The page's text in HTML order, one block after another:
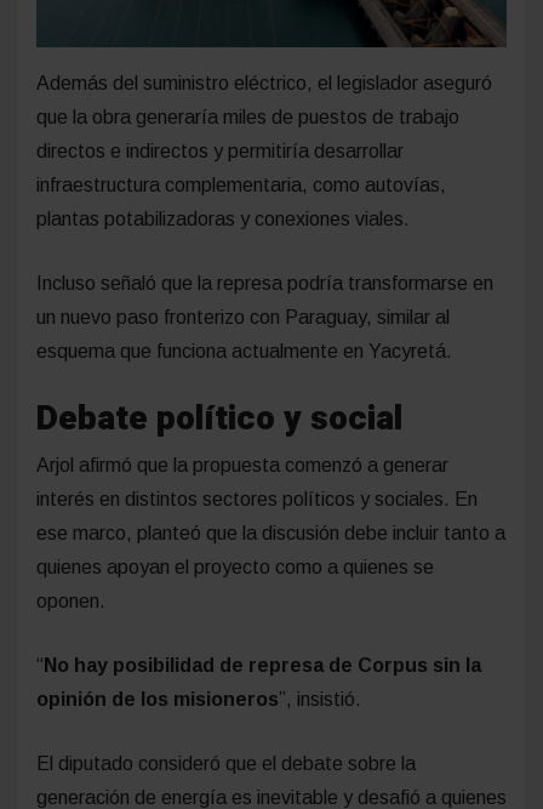
Además del suministro eléctrico, el legislador aseguró
que la obra generaría miles de puestos de trabajo
directos e indirectos y permitiría desarrollar
infraestructura complementaria, como autovías,
plantas potabilizadoras y conexiones viales.
Incluso señaló que la represa podría transformarse en
un nuevo paso fronterizo con Paraguay, similar al
esquema que funciona actualmente en Yacyretá.
Debate político y social
Arjol afirmó que la propuesta comenzó a generar
interés en distintos sectores políticos y sociales. En
ese marco, planteó que la discusión debe incluir tanto a
quienes apoyan el proyecto como a quienes se
oponen.
“ No hay posibilidad de represa de Corpus sin la
opinión de los misioneros”, insistió.
El diputado consideró que el debate sobre la
generación de energía es inevitable y desafió a quienes